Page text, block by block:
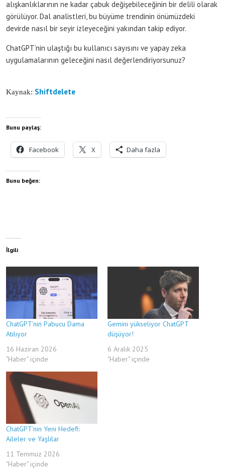
alışkanlıklarının ne kadar çabuk değişebileceğinin bir delili olarak
görülüyor. Dal analistleri, bu büyüme trendinin önümüzdeki
devirde nasıl bir seyir izleyeceğini yakından takip ediyor.
ChatGPT’nin ulaştığı bu kullanıcı sayısını ve yapay zeka
uygulamalarının geleceğini nasıl değerlendiriyorsunuz?
Kaynak: Shiftdelete
Bunu paylaş:
Facebook X Daha fazla
Bunu beğen:
İlgili
ChatGPT’nin Pabucu Dama
Atılıyor
16 Haziran 2026
"Haber" içinde
Gemini yükseliyor ChatGPT
düşüyor!
6 Aralık 2025
"Haber" içinde
ChatGPT’nin Yeni Hedefi:
Aileler ve Yaşlılar
11 Temmuz 2026
"Haber" içinde